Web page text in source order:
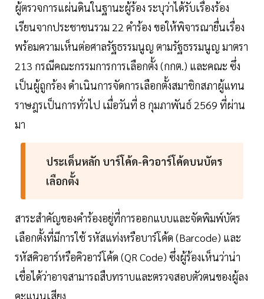
ผู้ตรวจการแผ่นดินในฐานะผู้ร้อง ระบุว่าได้รับเรื่องร้อง
เรียนจากประชาชนรวม 22 คำร้อง ขอให้พิจารณายื่นเรื่อง
พร้อมความเห็นต่อศาลรัฐธรรมนูญ ตามรัฐธรรมนูญ มาตรา
213 กรณีคณะกรรมการการเลือกตั้ง (กกต.) และคณะ ซึ่ง
เป็นผู้ถูกร้อง ดำเนินการจัดการเลือกตั้งสมาชิกสภาผู้แทน
ราษฎรเป็นการทั่วไป เมื่อวันที่ 8 กุมภาพันธ์ 2569 ที่ผ่าน
มา
ประเด็นหลัก บาร์โค้ด-คิวอาร์โค้ดบนบัตร
เลือกตั้ง
สาระสำคัญของคำร้องอยู่ที่การออกแบบและจัดพิมพ์บัตร
เลือกตั้งที่มีการใช้ รหัสแท่งหรือบาร์โค้ด (Barcode) และ
รหัสคิวอาร์หรือคิวอาร์โค้ด (QR Code) ซึ่งผู้ร้องเห็นว่าน่า
เชื่อได้ว่าอาจสามารถสืบทราบและตรวจสอบตัวตนของผู้ลง
คะแนนเสียง